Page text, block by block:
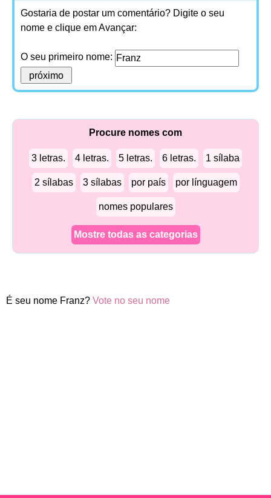
Gostaria de postar um comentário? Digite o seu
nome e clique em Avançar:
O seu primeiro nome:
Procure nomes com
3 letras. 4 letras. 5 letras. 6 letras. 1 sílaba
2 sílabas 3 sílabas por país por línguagem
nomes populares
Mostre todas as categorias
É seu nome Franz? Vote no seu nome